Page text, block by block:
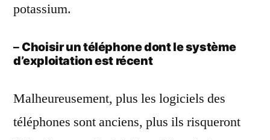
potassium.
–Choisir un téléphone dont le système
d’exploitation est récent
Malheureusement, plus les logiciels des
téléphones sont anciens, plus ils risqueront